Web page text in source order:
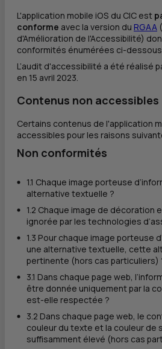
L'application mobile iOS du CIC est
conforme avec la version du RGAA
d'Amélioration de l'Accessibilité)
conformités énumérées ci-
L’audit d'accessibilité a été réalisé
en 15 avril 2023.
Contenus non accessibles
Certains contenus de l'application
accessibles pour les raisons
Non conformités
1.1 Chaque image porteuse
alternative textuelle ?
1.2 Chaque image de
ignorée par les technologies
1.3 Pour chaque image porteuse
une alternative textuelle, cette
pertinente (hors cas particuliers)
3.1 Dans chaque page web,
être donnée uniquement par la
est-elle respectée ?
3.2 Dans chaque page web, le
couleur du texte et la couleur de
suffisamment élevé (hors cas